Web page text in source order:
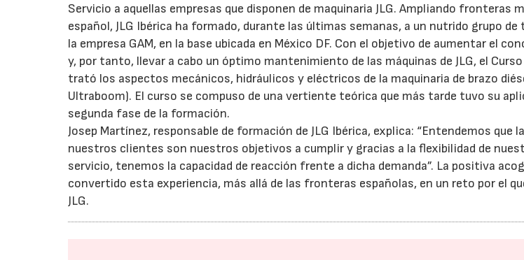
Servicio a aquellas empresas que disponen de maquinaria JLG. Ampliando fronteras
español, JLG Ibérica ha formado, durante las últimas semanas, a un nutrido grupo
la empresa GAM, en la base ubicada en México DF. Con el objetivo de aumentar el
y, por tanto, llevar a cabo un óptimo mantenimiento de las máquinas de JLG, el
trató los aspectos mecánicos, hidráulicos y eléctricos de la maquinaria de brazo
Ultraboom). El curso se compuso de una vertiente teórica que más tarde tuvo su
segunda fase de la formación.
Josep Martínez, responsable de formación de JLG Ibérica, explica: “Entendemos que
nuestros clientes son nuestros objetivos a cumplir y gracias a la flexibilidad de
servicio, tenemos la capacidad de reacción frente a dicha demanda”. La positiva
convertido esta experiencia, más allá de las fronteras españolas, en un reto por el
JLG.